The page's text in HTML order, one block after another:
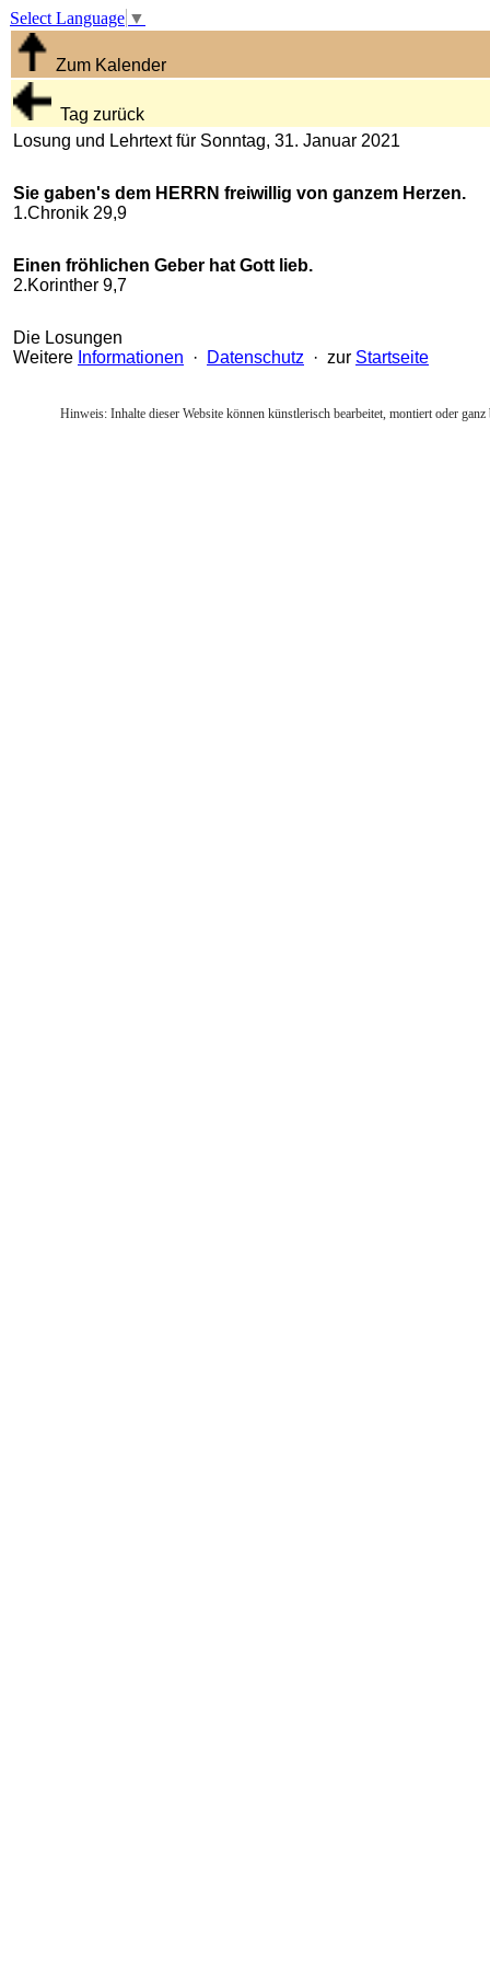
Select Language ▼
Zum Kalender
Tag zurück
Losung und Lehrtext für Sonntag, 31. Januar 2021
Sie gaben's dem HERRN freiwillig von ganzem Herzen.
1.Chronik 29,9
Einen fröhlichen Geber hat Gott lieb.
2.Korinther 9,7
Die Losungen
Weitere Informationen · Datenschutz · zur Startseite
Hinweis: Inhalte dieser Website können künstlerisch bearbeitet, montiert oder